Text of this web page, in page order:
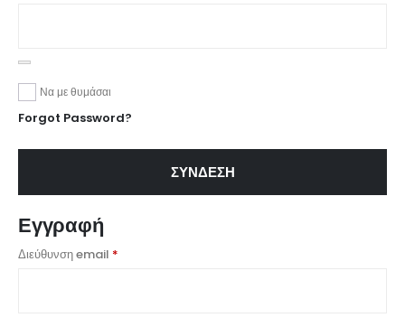
Να με θυμάσαι
Forgot Password?
ΣΎΝΔΕΣΗ
Εγγραφή
Διεύθυνση email *